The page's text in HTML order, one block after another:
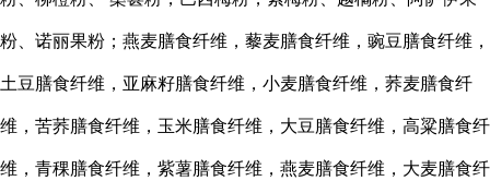
粉、诺丽果粉；燕麦膳食纤维，藜麦膳食纤维，豌豆膳食纤维，
土豆膳食纤维，亚麻籽膳食纤维，小麦膳食纤维，荞麦膳食纤
维，苦荞膳食纤维，玉米膳食纤维，大豆膳食纤维，高粱膳食纤
维，青稞膳食纤维，紫薯膳食纤维，燕麦膳食纤维，大麦膳食纤